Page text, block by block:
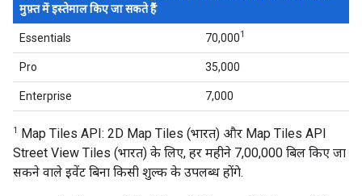
मुफ़्त में इस्तेमाल किए जा सकते हैं
Essentials 70,0001
Pro 35,000
Enterprise 7,000
1
Map Tiles API: 2D Map Tiles (भारत) और Map Tiles API
Street View Tiles (भारत) के लिए, हर महीने 7,00,000 बिल किए जा
सकने वाले इवेंट बिना किसी शुल्क के उपलब्ध होंगे.